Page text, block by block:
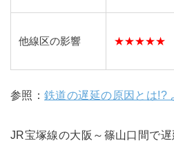
他線区の影響 ★★★★★
参照：鉄道の遅延の原因とは!?
JR宝塚線の大阪～篠山口間で